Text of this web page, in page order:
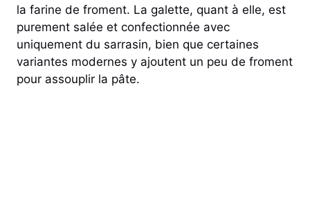
la farine de froment. La galette, quant à elle, est
purement salée et confectionnée avec
uniquement du sarrasin, bien que certaines
variantes modernes y ajoutent un peu de froment
pour assouplir la pâte.